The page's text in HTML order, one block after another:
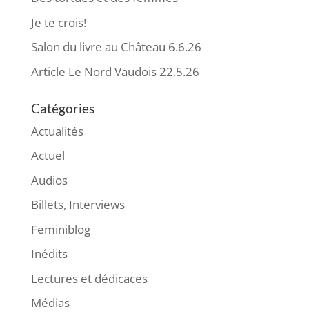
Je te crois!
Salon du livre au Château 6.6.26
Article Le Nord Vaudois 22.5.26
Catégories
Actualités
Actuel
Audios
Billets, Interviews
Feminiblog
Inédits
Lectures et dédicaces
Médias